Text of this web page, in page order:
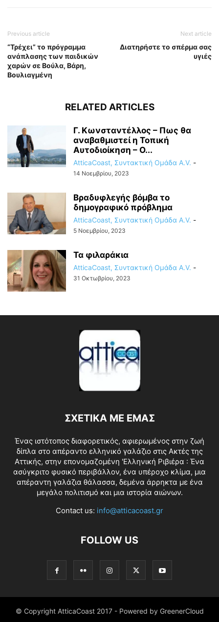
Previous article
“Τρέχει” το πρόγραμμα
ανάπλασης των παιδικών
χαρών σε Βούλα, Βάρη,
Βουλιαγμένη
Next article
Διατηρήστε το σπέρμα σας
υγιές
RELATED ARTICLES
Γ. Κωνσταντέλλος – Πως θα
αναβαθμιστεί η Τοπική
Αυτοδιοίκηση – Ο...
AtticaCoast, Συντακτική Ομάδα A.V. -
14 Νοεμβρίου, 2023
Bραδυφλεγής βόμβα το
δημογραφικό πρόβλημα
AtticaCoast, Συντακτική Ομάδα A.V. -
5 Νοεμβρίου, 2023
Τα φιλαράκια
AtticaCoast, Συντακτική Ομάδα A.V. -
31 Οκτωβρίου, 2023
ΣΧΕΤΙΚΑ ΜΕ ΕΜΑΣ
Ένας ιστότοπος διαφορετικός, αφιερωμένος στην ζωή
δίπλα στο απέραντο ελληνικό γαλάζιο στις Ακτές της
Αττικής, στην επονομαζομένη 'Ελληνική Ριβιέρα : Ένα
ασύγκριτο φυσικό περιβάλλον, ένα υπέροχο κλίμα, μια
απέραντη γαλάζια θάλασσα, δεμένα άρρηκτα με ένα
μεγάλο πολιτισμό και μια ιστορία αιώνων.
Contact us: info@atticacoast.gr
FOLLOW US
© Copyright AtticaCoast 2017 - Powered by GreenerCloud